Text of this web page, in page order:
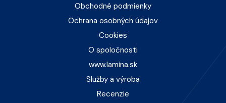
Obchodné podmienky
Ochrana osobných údajov
Cookies
O spoločnosti
www.lamina.sk
Služby a výroba
Recenzie